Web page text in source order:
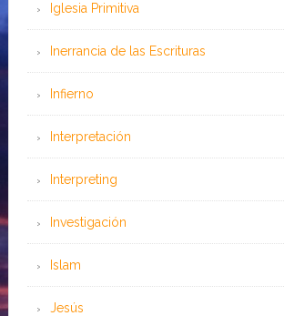
Iglesia Primitiva
Inerrancia de las Escrituras
Infierno
Interpretación
Interpreting
Investigación
Islam
Jesús